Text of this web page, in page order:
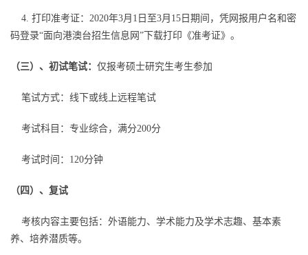
4. 打印准考证：2020年3月1日至3月15日期间，凭网报用户名和密
码登录“面向港澳台招生信息网”下载打印《准考证》。
（三）、初试笔试： 仅报考硕士研究生考生参加
笔试方式：线下或线上远程笔试
考试科目：专业综合，满分200分
考试时间：120分钟
（四）、复试
考核内容主要包括：外语能力、学术能力及学术志趣、基本素
养、培养潜质等。